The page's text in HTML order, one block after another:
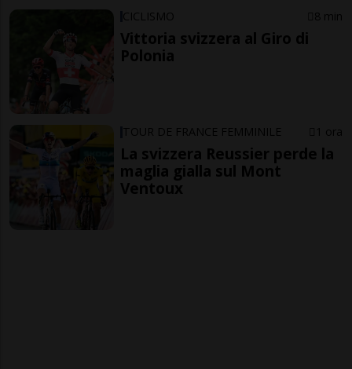
CICLISMO 8 min
Vittoria svizzera al Giro di
Polonia
TOUR DE FRANCE FEMMINILE 1 ora
La svizzera Reussier perde la
maglia gialla sul Mont
Ventoux